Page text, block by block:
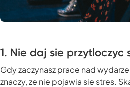
1. Nie daj sie przytloczyc
Gdy zaczynasz prace nad
znaczy, ze nie pojawia sie stres.